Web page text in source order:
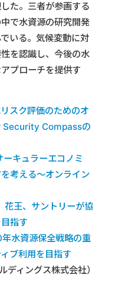
た。三者が参画する
で水資源の研究開発
いる。気候変動に対
を認識し、今後の水
プローチを提供す
スク評価のためのオ
Security Compassの
ーキュラーエコノミ
考える～オンライン
花王、サントリーが協
指す
水資源保全戦略の重
ブ利用を目指す
ディングス株式会社）